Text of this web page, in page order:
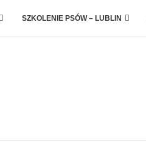
SZKOLENIE PSÓW – LUBLIN